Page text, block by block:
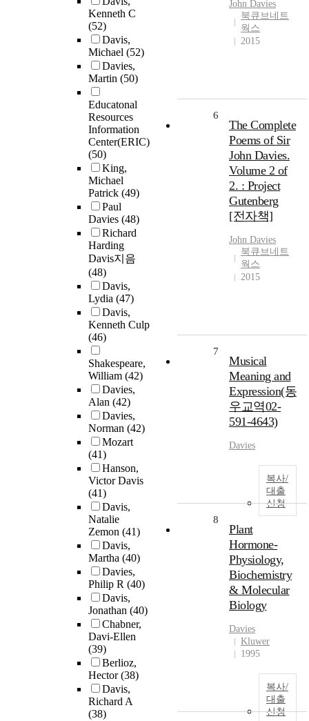
Kenneth C
(52)
Davis,
Michael (52)
Davies,
Martin (50)
Educatonal
Resources
Information
Center(ERIC)
(50)
King,
Michael
Patrick (49)
Paul
Davies (48)
Richard
Harding
Davis지음
(48)
Davis,
Lydia (47)
Davis,
Kenneth Culp
(46)
Shakespeare,
William (42)
Davies,
Alan (42)
Davies,
Norman (42)
Mozart
(41)
Hanson,
Victor Davis
(41)
Davis,
Natalie
Zemon (41)
Davis,
Martha (40)
Davies,
Philip R (40)
Davis,
Jonathan (40)
Chabner,
Davi-Ellen
(39)
Berlioz,
Hector(38)
Davis,
Richard A
(38)
John Davies
북큐브네트
웍스
2015
6
The Complete
Poems of Sir
John Davies.
Volume 2 of
2. : Project
Gutenberg
[전자책]
John Davies
북큐브네트
웍스
2015
7
Musical
Meaning and
Expression(동
우교역02-
591-4643)
Davies
복사/
대출
신청
8
Plant
Hormone-
Physiology,
Biochemistry
& Molecular
Biology
Davies
Kluwer
1995
복사/
대출
신청